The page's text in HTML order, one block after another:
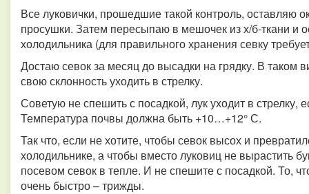
Все луковички, прошедшие такой контроль, оставляю
просушки. Затем пересыпаю в мешочек из х/б-ткани и
холодильника (для правильного хранения севку
Достаю севок за месяц до высадки на грядку. В таком
свою склонность уходить в стрелку.
Советую не спешить с посадкой, лук уходит в стрелку,
Температура почвы должна быть +10…+12° С.
Так что, если не хотите, чтобы севок высох и
холодильнике, а чтобы вместо луковиц не вырастить
посевом севок в тепле. И не спешите с посадкой. То,
очень быстро – трижды.